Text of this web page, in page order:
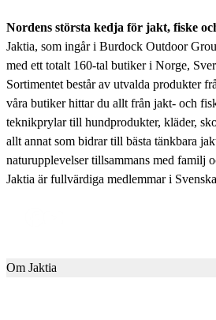
Nordens största kedja för jakt, fiske
Jaktia, som ingår i Burdock Outdoor
med ett totalt 160-tal butiker i Norge,
Sortimentet består av utvalda produkter
våra butiker hittar du allt från jakt- och
teknikprylar till hundprodukter, kläder,
allt annat som bidrar till bästa tänkbara
naturupplevelser tillsammans med familj
Jaktia är fullvärdiga medlemmar i
Om Jaktia